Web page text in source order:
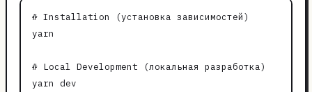
# Installation (установка зависимостей)
yarn
# Local Development (локальная разработка)
yarn dev